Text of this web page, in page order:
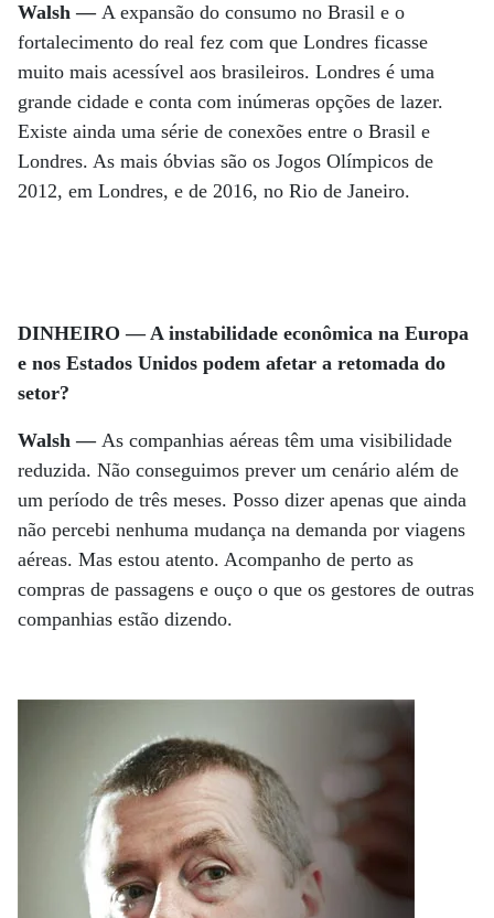
Walsh — A expansão do consumo no Brasil e o
fortalecimento do real fez com que Londres ficasse
muito mais acessível aos brasileiros. Londres é uma
grande cidade e conta com inúmeras opções de lazer.
Existe ainda uma série de conexões entre o Brasil e
Londres. As mais óbvias são os Jogos Olímpicos de
2012, em Londres, e de 2016, no Rio de Janeiro.
DINHEIRO — A instabilidade econômica na Europa
e nos Estados Unidos podem afetar a retomada do
setor?
Walsh — As companhias aéreas têm uma visibilidade
reduzida. Não conseguimos prever um cenário além de
um período de três meses. Posso dizer apenas que ainda
não percebi nenhuma mudança na demanda por viagens
aéreas. Mas estou atento. Acompanho de perto as
compras de passagens e ouço o que os gestores de outras
companhias estão dizendo.